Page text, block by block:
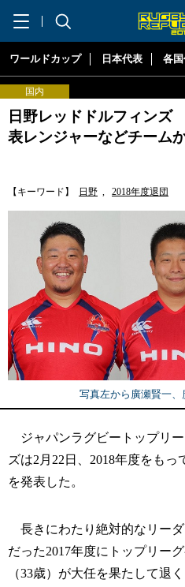
ワールドカップ 日本代表 各
国内
日野レッドドルフィン
表レンジャーなどチーム
【キーワード】 日野 , 2018年度退団
写真左から廣瀬賢一、
ジャパンラグビートップリ
ズは2月22日、2018年度をも
を発表した。
長きにわたり絶対的なリー
だった2017年度にトップリー
（33歳）が大任を果たして退